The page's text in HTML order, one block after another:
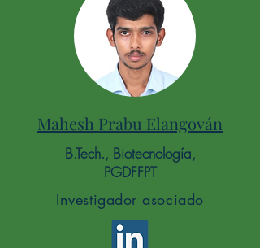
Mahesh Prabu Elangován
B.Tech., Biotecnología,
PGDFFPT
Investigador asociado